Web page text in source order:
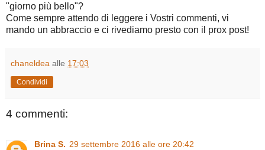
"giorno più bello"?
Come sempre attendo di leggere i Vostri commenti, vi
mando un abbraccio e ci rivediamo presto con il prox post!
chaneldea alle 17:03
Condividi
4 commenti:
Brina S. 29 settembre 2016 alle ore 20:42